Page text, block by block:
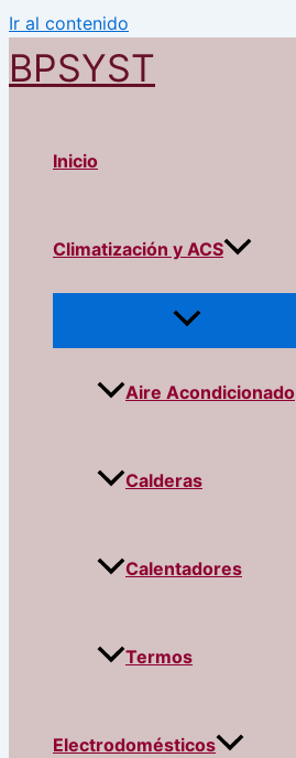
Ir al contenido
BPSYST
Inicio
Climatización y ACS
Aire Acondicionado
Calderas
Calentadores
Termos
Electrodomésticos